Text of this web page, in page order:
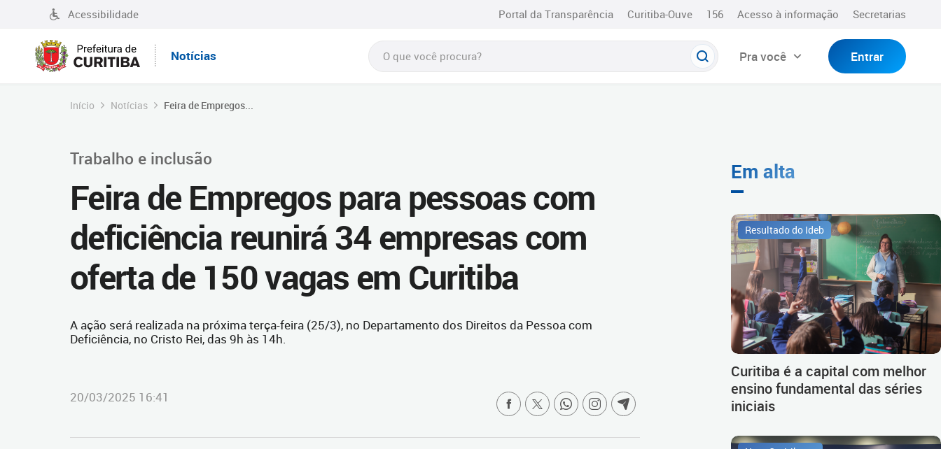
Acessibilidade Portal da Transparência Curitiba-Ouve 156 Acesso à informação Secretarias
Notícias Pra você Entrar
Início Notícias Feira de Empregos...
Trabalho e inclusão
Feira de Empregos para pessoas com
deficiência reunirá 34 empresas com
oferta de 150 vagas em Curitiba
A ação será realizada na próxima terça-feira (25/3), no Departamento dos Direitos da Pessoa com
Deficiência, no Cristo Rei, das 9h às 14h.
20/03/2025 16:41
Em alta
Resultado do Ideb
Curitiba é a capital com melhor
ensino fundamental das séries
iniciais